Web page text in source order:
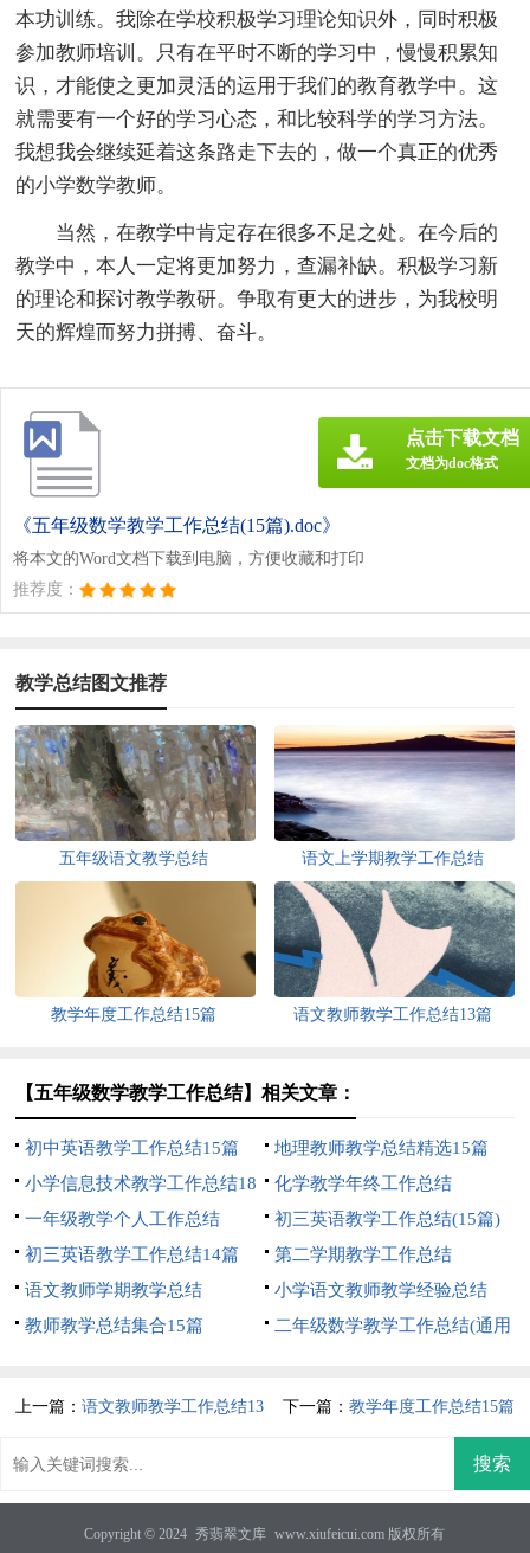
本功训练。我除在学校积极学习理论知识外，同时积极
参加教师培训。只有在平时不断的学习中，慢慢积累知
识，才能使之更加灵活的运用于我们的教育教学中。这
就需要有一个好的学习心态，和比较科学的学习方法。
我想我会继续延着这条路走下去的，做一个真正的优秀
的小学数学教师。
当然，在教学中肯定存在很多不足之处。在今后的
教学中，本人一定将更加努力，查漏补缺。积极学习新
的理论和探讨教学教研。争取有更大的进步，为我校明
天的辉煌而努力拼搏、奋斗。
《五年级数学教学工作总结(15篇).doc》
将本文的Word文档下载到电脑，方便收藏和打印
推荐度：
点击下载文档
文档为doc格式
教学总结图文推荐
五年级语文教学总结 语文上学期教学工作总结
教学年度工作总结15篇 语文教师教学工作总结13篇
【五年级数学教学工作总结】相关文章：
初中英语教学工作总结15篇
地理教师教学总结精选15篇
小学信息技术教学工作总结18
篇
化学教学年终工作总结
一年级教学个人工作总结
初三英语教学工作总结(15篇)
初三英语教学工作总结14篇
第二学期教学工作总结
语文教师学期教学总结
小学语文教师教学经验总结
教师教学总结集合15篇
二年级数学教学工作总结(通用
上一篇：语文教师教学工作总结13 下一篇： 教学年度工作总结15篇
Copyright © 2024 秀翡翠文库 www.xiufeicui.com 版权所有